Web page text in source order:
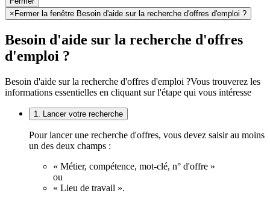
× Fermer la fenêtre Besoin d'aide sur la recherche d'offres d'emploi ?
Besoin d'aide sur la recherche d'offres
d'emploi ?
Besoin d'aide sur la recherche d'offres d'emploi ?Vous trouverez les
informations essentielles en cliquant sur l'étape qui vous intéresse
1. Lancer votre recherche
Pour lancer une recherche d'offres, vous devez saisir au moins
un des deux champs :
« Métier, compétence, mot-clé, n° d'offre »
ou
« Lieu de travail ».